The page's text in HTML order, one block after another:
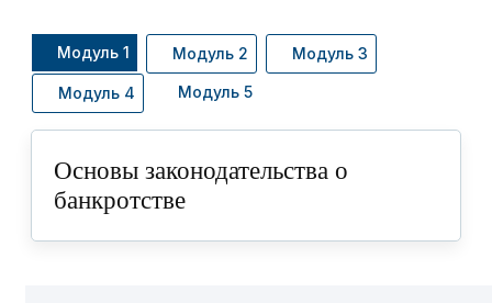
Модуль 1 Модуль 2 Модуль 3
Модуль 4 Модуль 5
Основы законодательства о
банкротстве